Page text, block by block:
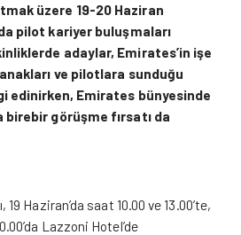
üzere 19-20 Haziran
pilot kariyer buluşmaları
adaylar, Emirates’in işe
ve pilotlara sunduğu
edinirken, Emirates bünyesinde
görüşme fırsatı da
Haziran’da saat 10.00 ve 13.00’te,
Lazzoni Hotel’de